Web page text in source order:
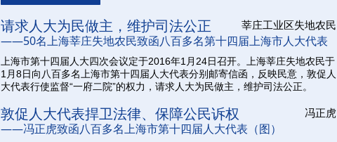
莘庄工业区失地农民
请求人大为民做主，维护司法公正
——50名上海莘庄失地农民致函八百多名第十四届上海市人大代表
上海市第十四届人大四次会议定于2016年1月24日召开。上海莘庄失地农民于
1月8日向八百多名上海市第十四届人大代表分别邮寄信函，反映民意，敦促人
大代表行使监督“一府二院”的权力，请求人大为民做主，维护司法公正。
冯正虎
敦促人大代表捍卫法律、保障公民诉权
——冯正虎致函八百多名上海市第十四届人大代表（图）